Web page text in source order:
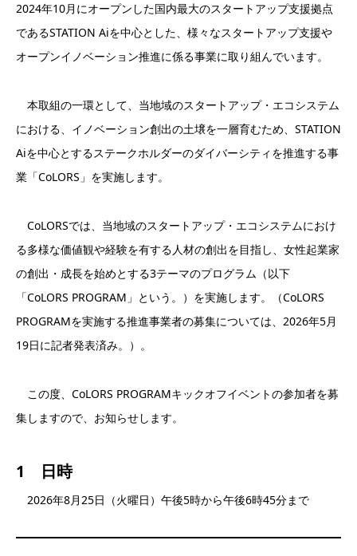
2024年10月にオープンした国内最大のスタートアップ支援拠点
であるSTATION Aiを中心とした、様々なスタートアップ支援や
オープンイノベーション推進に係る事業に取り組んでいます。
本取組の一環として、当地域のスタートアップ・エコシステム
における、イノベーション創出の土壌を一層育むため、STATION
Aiを中心とするステークホルダーのダイバーシティを推進する事
業「CoLORS」を実施します。
CoLORSでは、当地域のスタートアップ・エコシステムにおけ
る多様な価値観や経験を有する人材の創出を目指し、女性起業家
の創出・成長を始めとする3テーマのプログラム（以下
「CoLORS PROGRAM」という。）を実施します。（CoLORS
PROGRAMを実施する推進事業者の募集については、2026年5月
19日に記者発表済み。）。
この度、CoLORS PROGRAMキックオフイベントの参加者を募
集しますので、お知らせします。
1 日時
2026年8月25日（火曜日）午後5時から午後6時45分まで